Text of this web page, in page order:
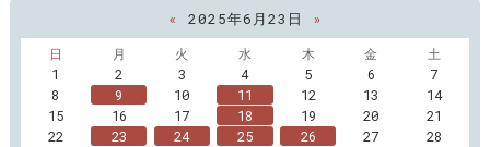
« 2025年6月23日
»
日
月 火 水 木 金
土
1
2 3 4 5 6
7
8
9 10 11 12 13
14
15
16 17 18 19 20
21
22
23 24 25 26 27
28